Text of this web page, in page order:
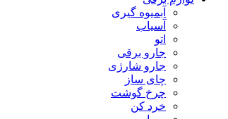
آبمیوه گیری
آسیاب
اتو
جارو برقی
جارو شارژی
چای ساز
چرخ گوشت
خرد کن